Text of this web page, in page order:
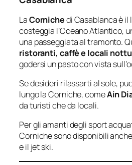
LaCornichedi Casablanca è il
costeggia l’Oceano Atlantico,
una passeggiata al tramonto.
ristoranti, caffè e locali
godersi un pasto con vista
Se desideri rilassarti al sole,
lungo la Corniche, comeAin
da turisti che da locali.
Per gli amanti degli sport
Corniche sono disponibili
e il jet ski.